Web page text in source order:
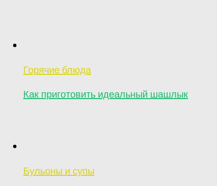
Горячие блюда
Как приготовить идеальный шашлык
Бульоны и супы